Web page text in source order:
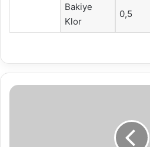
Bakiye
Klor
0,5
Emlak